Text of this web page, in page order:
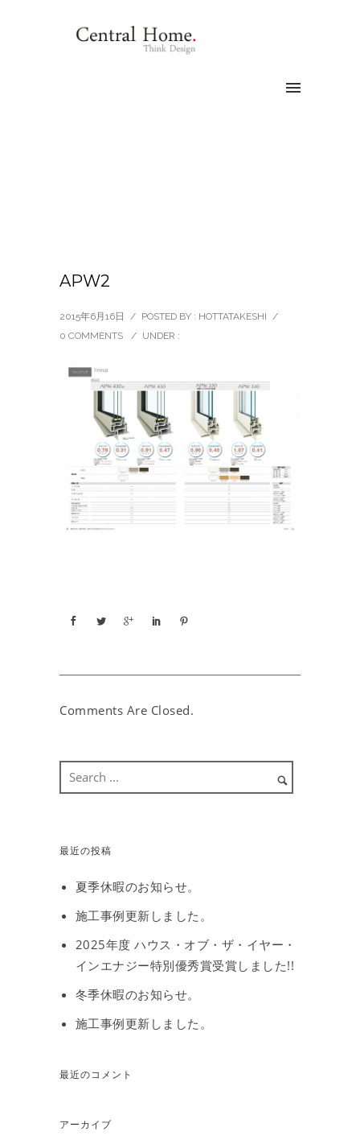
APW2
2015年6月16日 / POSTED BY : HOTTATAKESHI /
0 COMMENTS
/ UNDER :
Comments Are Closed.
最近の投稿
夏季休暇のお知らせ。
施工事例更新しました。
2025年度 ハウス・オブ・ザ・イヤー・
インエナジー特別優秀賞受賞しました!!
冬季休暇のお知らせ。
施工事例更新しました。
最近のコメント
アーカイブ